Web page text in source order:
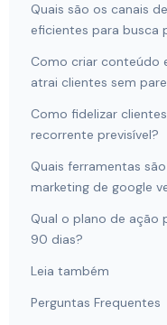
Quais são os canais
eficientes para busca
Como criar conteúdo
atrai clientes sem
Como fidelizar
recorrente previsível?
Quais ferramentas
marketing de google
Qual o plano de ação
90 dias?
Leia também
Perguntas Frequentes